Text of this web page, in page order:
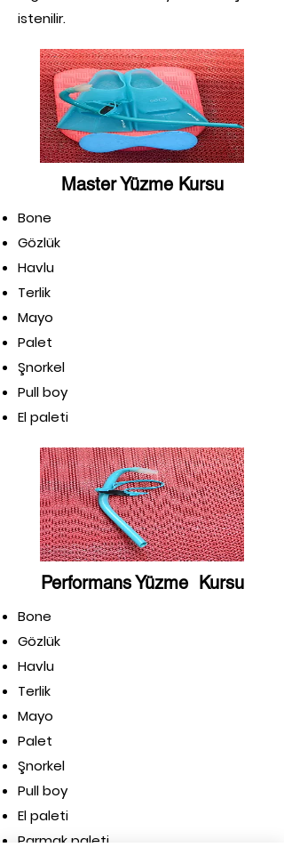
istenilir.
Master Yüzme Kursu
Bone
Gözlük
Havlu
Terlik
Mayo
Palet
Şnorkel
Pull boy
El paleti
Performans Yüzme Kursu
Bone
Gözlük
Havlu
Terlik
Mayo
Palet
Şnorkel
Pull boy
El paleti
Parmak paleti